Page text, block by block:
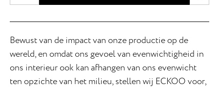
Bewust van de impact van onze productie op de
wereld, en omdat ons gevoel van evenwichtigheid in
ons interieur ook kan afhangen van ons evenwicht
ten opzichte van het milieu, stellen wij ECKOO voor,